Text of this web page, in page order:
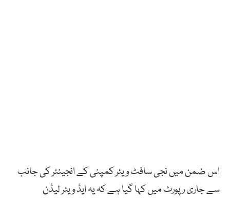
اس ضمن میں نجی سافٹ ویئر کمپنی کے انجینئر کی جانب
سے جاری رپورٹ میں کہا گیا ہے کہ یہ ایڈ ویئر لیڈن